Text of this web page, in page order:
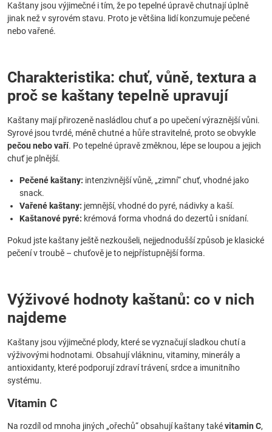
Kaštany jsou výjimečné i tím, že po tepelné úpravě chutnají úplně
jinak než v syrovém stavu. Proto je většina lidí konzumuje pečené
nebo vařené.
Charakteristika: chuť, vůně, textura a
proč se kaštany tepelně upravují
Kaštany mají přirozeně nasládlou chuť a po upečení výraznější vůni.
Syrové jsou tvrdé, méně chutné a hůře stravitelné, proto se obvykle
pečou nebo vaří. Po tepelné úpravě změknou, lépe se loupou a jejich
chuť je plnější.
Pečené kaštany: intenzivnější vůně, „zimní“ chuť, vhodné jako
snack.
Vařené kaštany: jemnější, vhodné do pyré, nádivky a kaší.
Kaštanové pyré: krémová forma vhodná do dezertů i snídaní.
Pokud jste kaštany ještě nezkoušeli, nejjednodušší způsob je klasické
pečení v troubě – chuťově je to nejpřístupnější forma.
Výživové hodnoty kaštanů: co v nich
najdeme
Kaštany jsou výjimečné plody, které se vyznačují sladkou chutí a
výživovými hodnotami. Obsahují vlákninu, vitaminy, minerály a
antioxidanty, které podporují zdraví trávení, srdce a imunitního
systému.
Vitamin C
Na rozdíl od mnoha jiných „ořechů“ obsahují kaštany takévitamin C,